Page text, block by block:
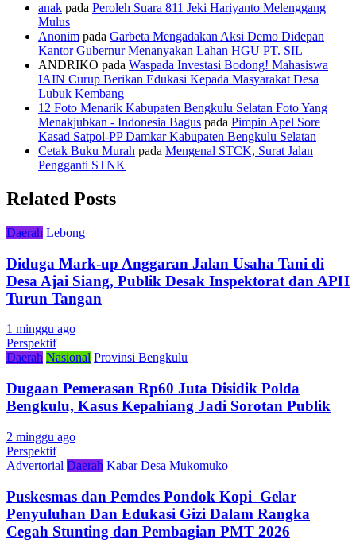
anak pada Peroleh Suara 811 Jeki Hariyanto Melenggang
Mulus
Anonim pada Garbeta Mengadakan Aksi Demo Didepan
Kantor Gubernur Menanyakan Lahan HGU PT. SIL
ANDRIKO pada Waspada Investasi Bodong! Mahasiswa
IAIN Curup Berikan Edukasi Kepada Masyarakat Desa
Lubuk Kembang
12 Foto Menarik Kabupaten Bengkulu Selatan Foto Yang
Menakjubkan - Indonesia Bagus pada Pimpin Apel Sore
Kasad Satpol-PP Damkar Kabupaten Bengkulu Selatan
Cetak Buku Murah pada Mengenal STCK, Surat Jalan
Pengganti STNK
Related Posts
Daerah Lebong
Diduga Mark-up Anggaran Jalan Usaha Tani di
Desa Ajai Siang, Publik Desak Inspektorat dan APH
Turun Tangan
1 minggu ago
Perspektif
Daerah Nasional Provinsi Bengkulu
Dugaan Pemerasan Rp60 Juta Disidik Polda
Bengkulu, Kasus Kepahiang Jadi Sorotan Publik
2 minggu ago
Perspektif
Advertorial Daerah Kabar Desa Mukomuko
Puskesmas dan Pemdes Pondok Kopi Gelar
Penyuluhan Dan Edukasi Gizi Dalam Rangka
Cegah Stunting dan Pembagian PMT 2026